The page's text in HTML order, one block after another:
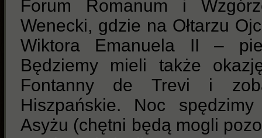
Forum Romanum i
Wenecki, gdzie na Ołtarzu
Wiktora Emanuela II –
Będziemy mieli także
Fontanny de Trevi i
Hiszpańskie. Noc
Asyżu (chętni będą mogli